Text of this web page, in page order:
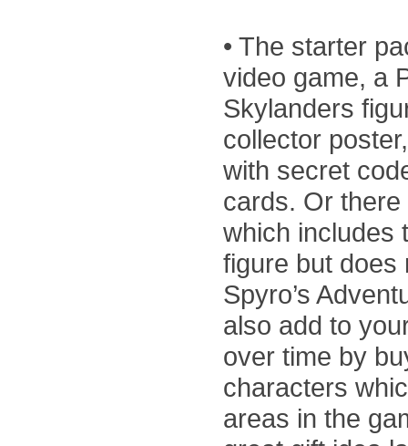
• The starter
video game, a
Skylanders
collector
with secret
cards. Or
which includes
figure but does
Spyro’s
also add to
over time by
characters
areas in the